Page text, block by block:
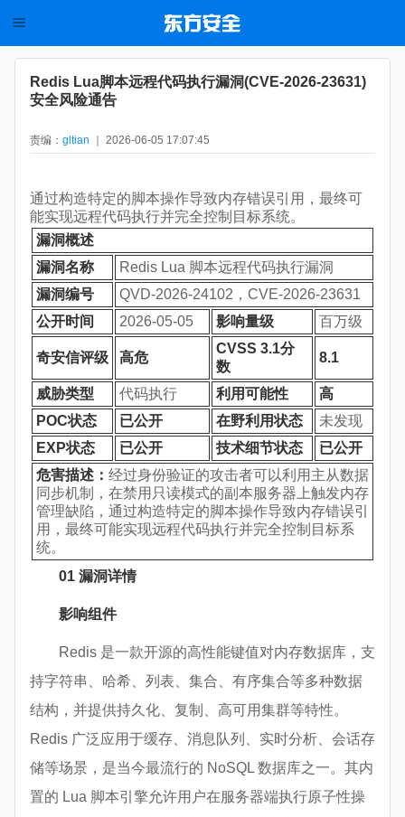
Redis Lua脚本远程代码执行漏洞(CVE-2026-23631)
安全风险通告
责编： gltian ｜ 2026-06-05 17:07:45
通过构造特定的脚本操作导致内存错误引用，最终可
能实现远程代码执行并完全控制目标系统。
漏洞概述
漏洞名称
Redis Lua 脚本远程代码执行漏洞
漏洞编号
QVD-2026-24102，CVE-2026-23631
公开时间
2026-05-05 影响量级 百万级
奇安信评级 高危
CVSS 3.1分
数
8.1
威胁类型 代码执行 利用可能性
高
POC状态
已公开 在野利用状态
未发现
EXP状态
已公开 技术细节状态
已公开
危害描述： 经过身份验证的攻击者可以利用主从数据
同步机制，在禁用只读模式的副本服务器上触发内存
管理缺陷，通过构造特定的脚本操作导致内存错误引
用，最终可能实现远程代码执行并完全控制目标系
统。
01 漏洞详情
影响组件
Redis 是一款开源的高性能键值对内存数据库，支
持字符串、哈希、列表、集合、有序集合等多种数据
结构，并提供持久化、复制、高可用集群等特性。
Redis 广泛应用于缓存、消息队列、实时分析、会话存
储等场景，是当今最流行的 NoSQL 数据库之一。其内
置的 Lua 脚本引擎允许用户在服务器端执行原子性操